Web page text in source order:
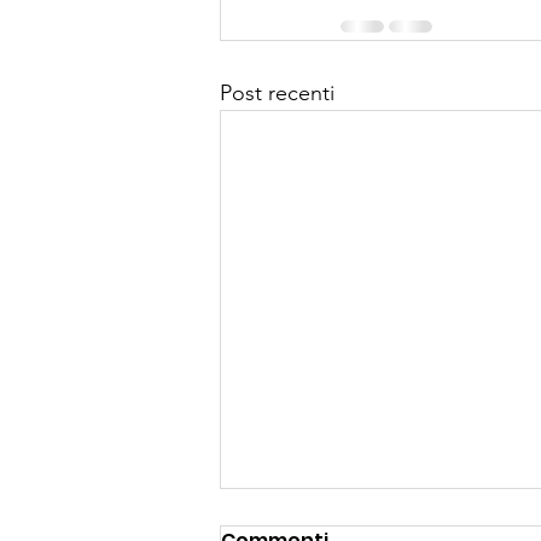
Post recenti
Triathlon Ledro: